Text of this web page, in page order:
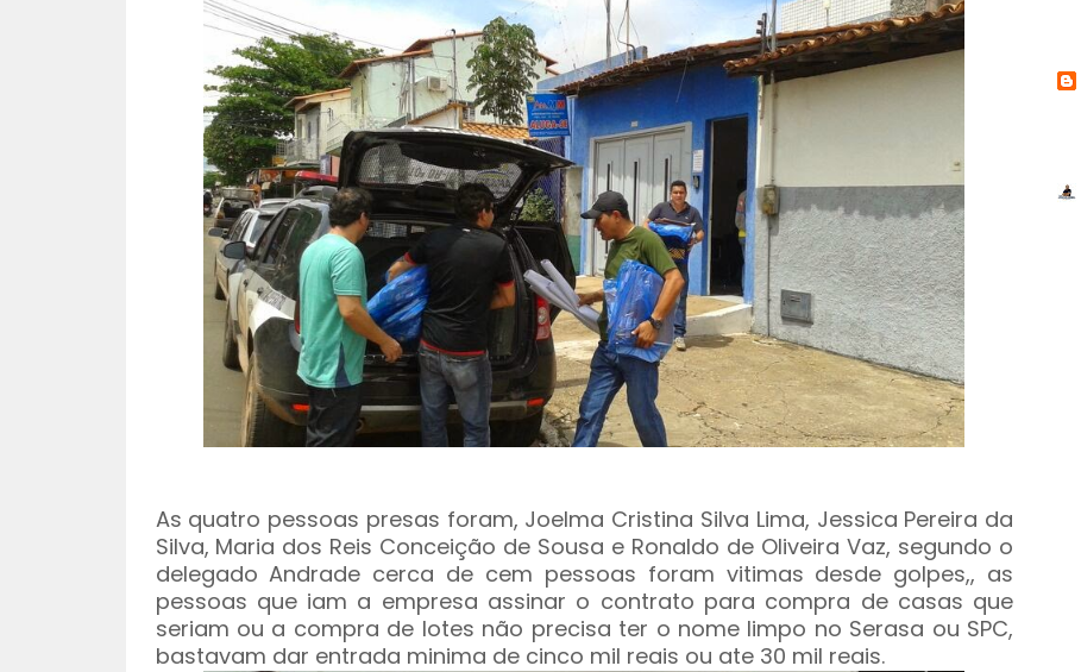
As quatro pessoas presas foram, Joelma Cristina Silva Lima, Jessica Pereira da
Silva, Maria dos Reis Conceição de Sousa e Ronaldo de Oliveira Vaz, segundo o
delegado Andrade cerca de cem pessoas foram vitimas desde golpes,, as
pessoas que iam a empresa assinar o contrato para compra de casas que
seriam ou a compra de lotes não precisa ter o nome limpo no Serasa ou SPC,
bastavam dar entrada minima de cinco mil reais ou ate 30 mil reais.